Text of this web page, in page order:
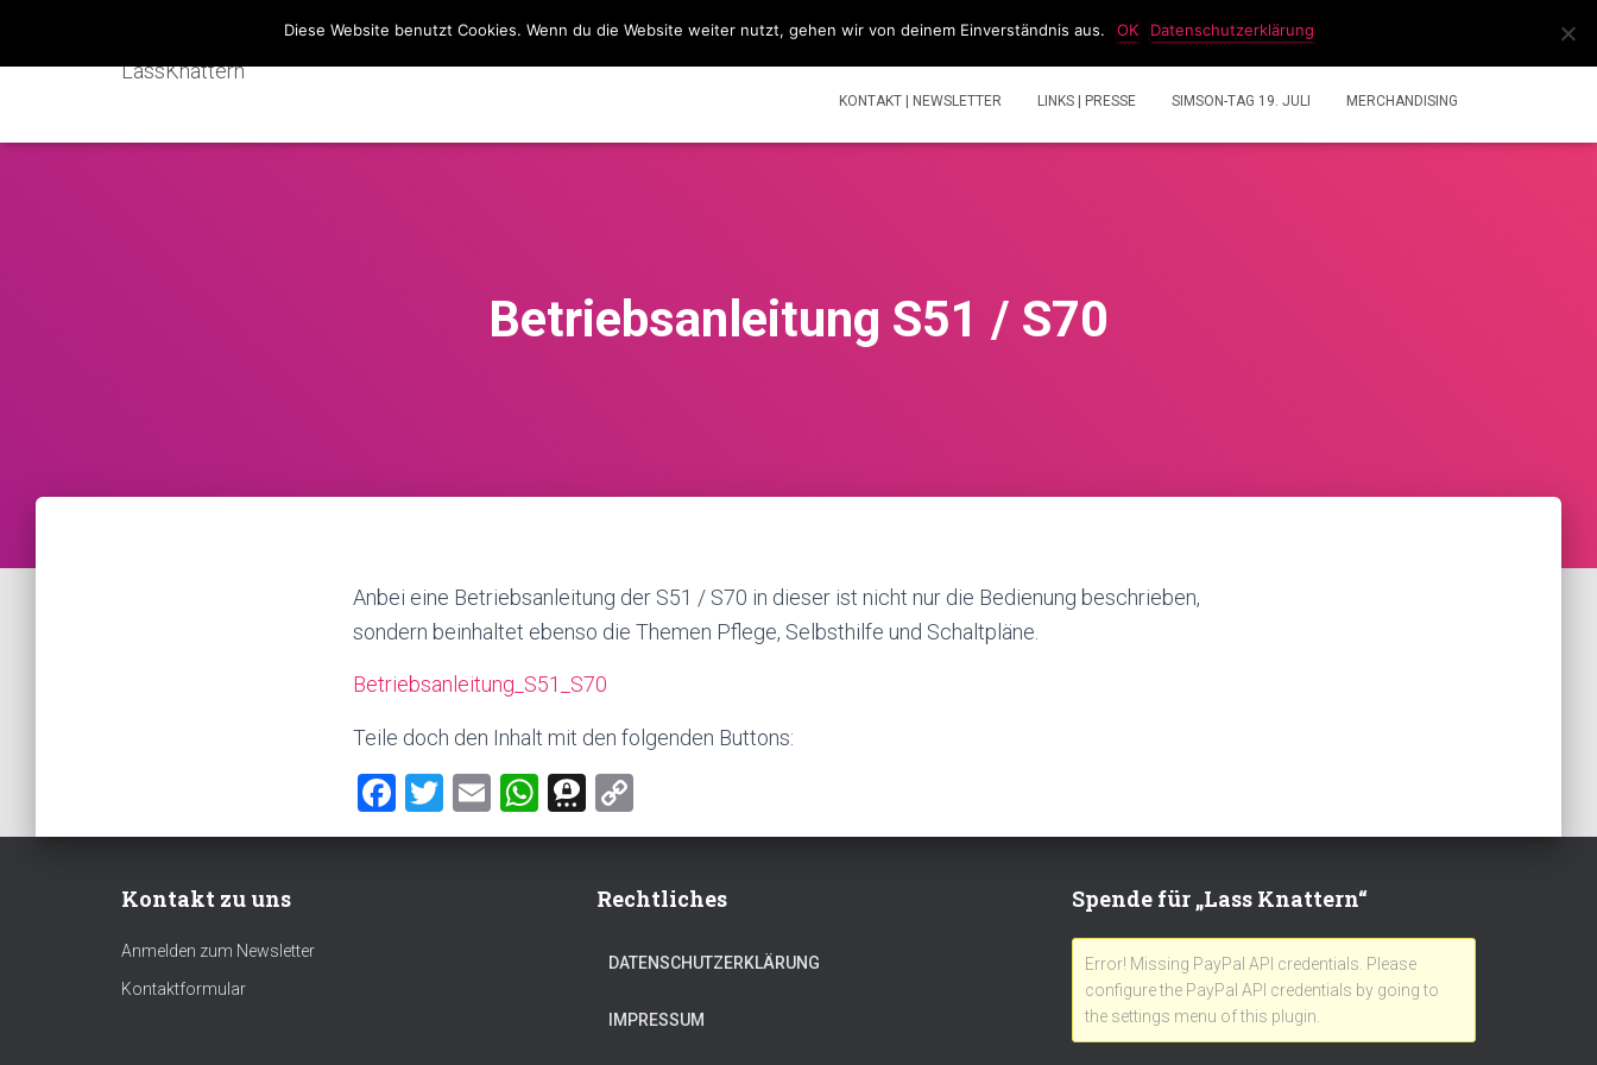
LassKnattern
SIMSONBLOG „LASS KNATTERN“ SIMSON TOUREN | VIDEOS 2 TAKT GEMISCHRECHNER
KONTAKT | NEWSLETTER LINKS | PRESSE SIMSON-TAG 19. JULI MERCHANDISING
Betriebsanleitung S51 / S70
Anbei eine Betriebsanleitung der S51 / S70 in dieser ist nicht nur die Bedienung beschrieben,
sondern beinhaltet ebenso die Themen Pflege, Selbsthilfe und Schaltpläne.
Betriebsanleitung_S51_S70
Teile doch den Inhalt mit den folgenden Buttons:
F
a
T
wi
E
m
W
h
T
hr
m
o
y
Li
nk
Kontakt zu uns
Anmelden zum Newsletter
Kontaktformular
Rechtliches
DATENSCHUTZERKLÄRUNG
IMPRESSUM
Spende für „Lass Knattern“
Error! Missing PayPal API credentials. Please
configure the PayPal API credentials by going to
the settings menu of this plugin.
Diese Website benutzt Cookies. Wenn du die Website weiter nutzt, gehen wir von deinem Einverständnis aus. OK Datenschutzerklärung